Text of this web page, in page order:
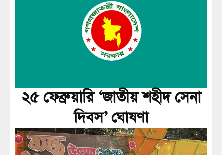
২৫ ফেব্রুয়ারি ‘জাতীয় শহীদ সেনা
দিবস’ ঘোষণা